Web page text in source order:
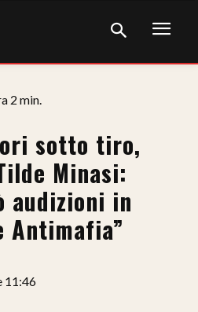
2 min.
sotto tiro,
Minasi:
audizioni in
Antimafia”
11:46